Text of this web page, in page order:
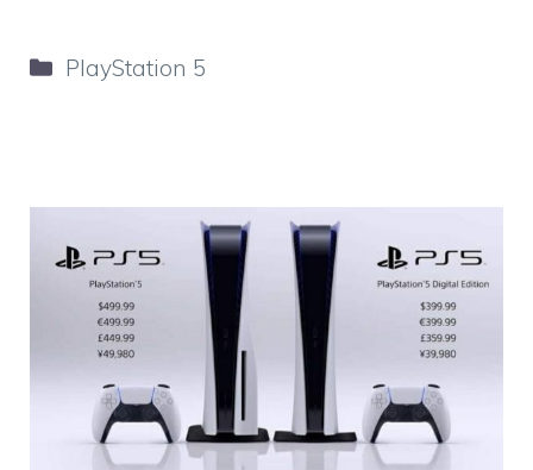
Categorie
PlayStation 5